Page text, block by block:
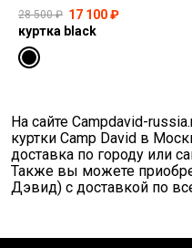
28 500 ₽ 17 100 ₽
куртка black
На сайте Сampdavid-
куртки Camp David в
доставка по городу или
Также вы можете
Дэвид) с доставкой по